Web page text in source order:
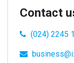
Contact
(024) 2245